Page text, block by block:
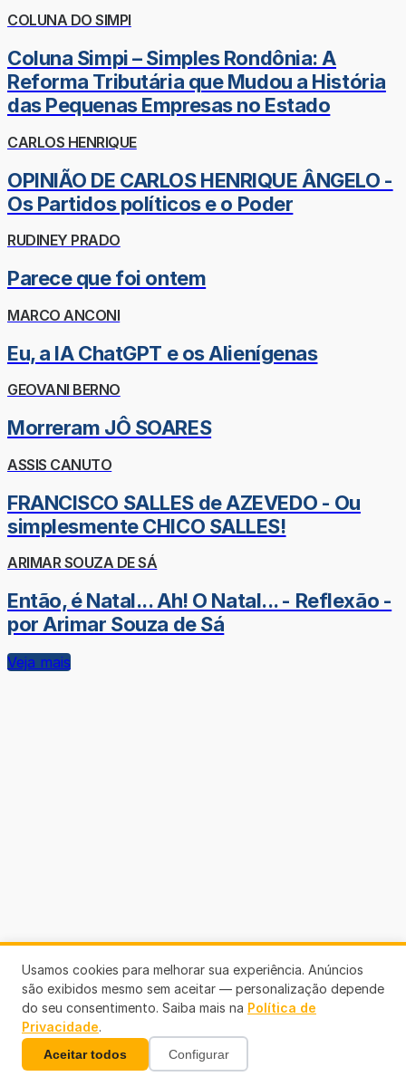
COLUNA DO SIMPI
Coluna Simpi – Simples Rondônia: A
Reforma Tributária que Mudou a História
das Pequenas Empresas no Estado
CARLOS HENRIQUE
OPINIÃO DE CARLOS HENRIQUE ÂNGELO -
Os Partidos políticos e o Poder
RUDINEY PRADO
Parece que foi ontem
MARCO ANCONI
Eu, a IA ChatGPT e os Alienígenas
GEOVANI BERNO
Morreram JÔ SOARES
ASSIS CANUTO
FRANCISCO SALLES de AZEVEDO - Ou
simplesmente CHICO SALLES!
ARIMAR SOUZA DE SÁ
Então, é Natal... Ah! O Natal... - Reflexão -
por Arimar Souza de Sá
Veja mais
Usamos cookies para melhorar sua experiência. Anúncios
são exibidos mesmo sem aceitar — personalização depende
do seu consentimento. Saiba mais na Política de
Privacidade.
Aceitar todos Configurar